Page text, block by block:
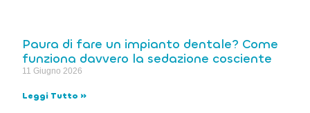
Paura di fare un impianto dentale? Come
funziona davvero la sedazione cosciente
11 Giugno 2026
Leggi Tutto »